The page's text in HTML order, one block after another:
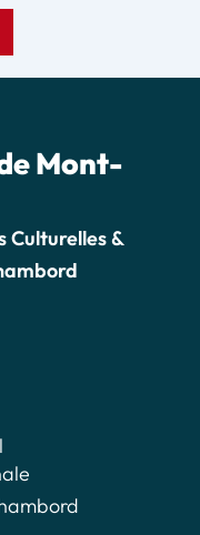
Mont-
Culturelles &